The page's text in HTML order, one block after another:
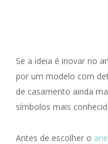
Se a ideia é inovar no
por um modelo com
de casamento ainda
símbolos mais
Antes de escolher o